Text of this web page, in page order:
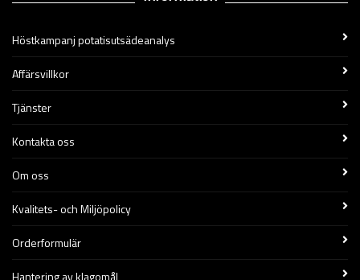
Höstkampanj potatisutsädeanalys
Affärsvillkor
Tjänster
Kontakta oss
Om oss
Kvalitets- och Miljöpolicy
Orderformulär
Hantering av klagomål